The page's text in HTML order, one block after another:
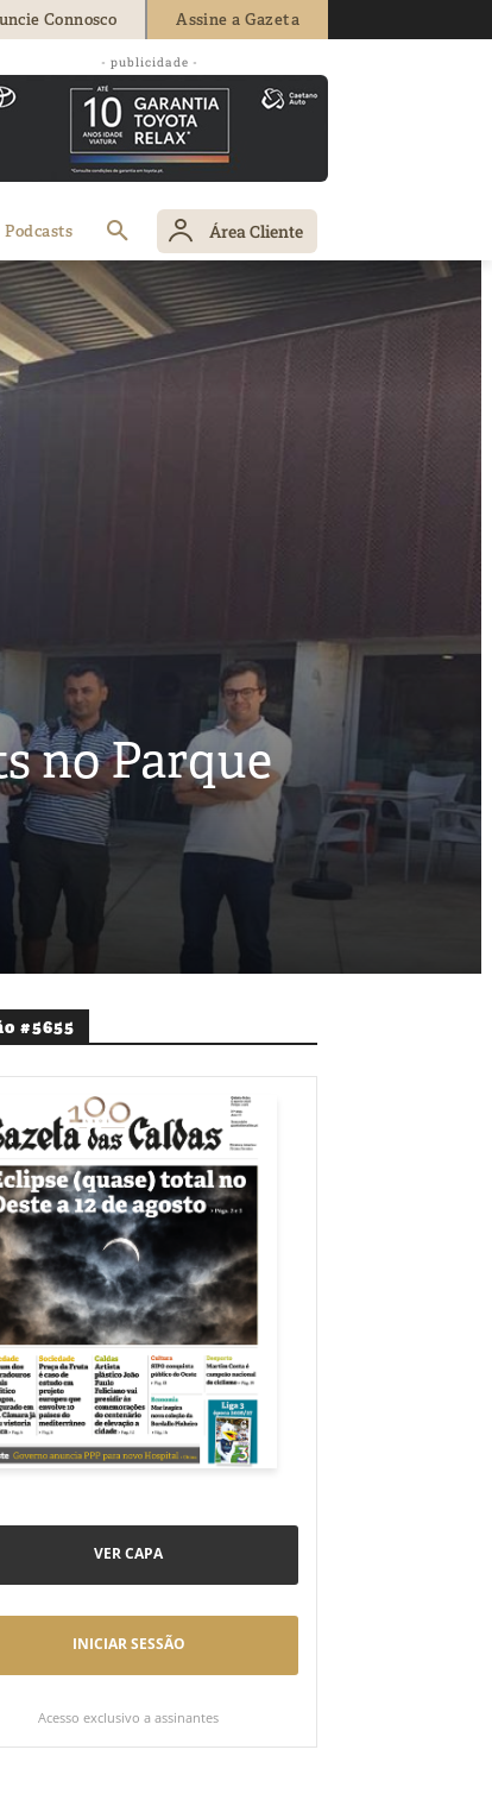
Connosco Assine a Gazeta
- publicidade -
Podcasts Área Cliente
no Parque
#5655
VER CAPA
INICIAR SESSÃO
Acesso exclusivo a assinantes